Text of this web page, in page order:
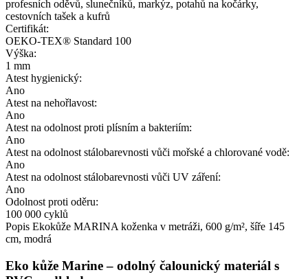
profesních oděvů, slunečníků, markýz, potahů na kočárky,
cestovních tašek a kufrů
Certifikát:
OEKO-TEX® Standard 100
Výška:
1 mm
Atest hygienický:
Ano
Atest na nehořlavost:
Ano
Atest na odolnost proti plísním a bakteriím:
Ano
Atest na odolnost stálobarevnosti vůči mořské a chlorované vodě:
Ano
Atest na odolnost stálobarevnosti vůči UV záření:
Ano
Odolnost proti oděru:
100 000 cyklů
Popis Ekokůže MARINA koženka v metráži, 600 g/m², šíře 145
cm, modrá
Eko kůže Marine – odolný čalounický materiál s